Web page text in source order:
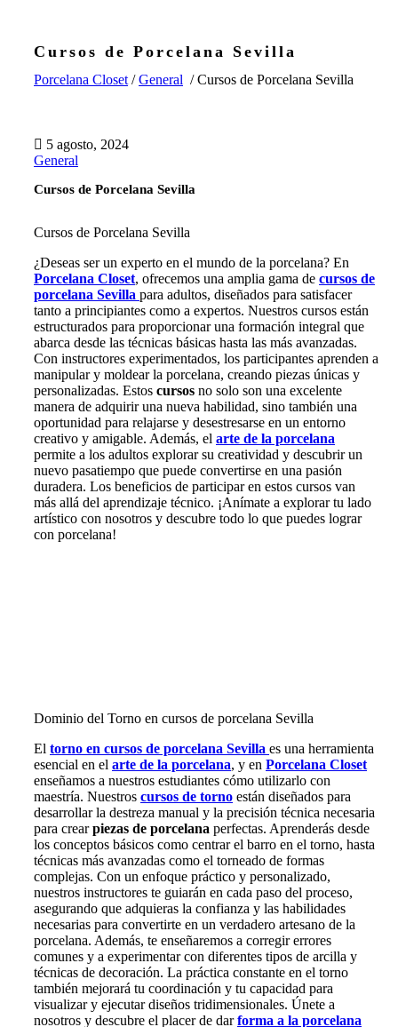
Cursos de Porcelana Sevilla
Porcelana Closet /General /Cursos de Porcelana Sevilla
5 agosto, 2024
General
Cursos de Porcelana Sevilla
Cursos de Porcelana Sevilla
¿Deseas ser un experto en el mundo de la porcelana? En
Porcelana Closet, ofrecemos una amplia gama de cursos de
porcelana Sevilla para adultos, diseñados para satisfacer
tanto a principiantes como a expertos. Nuestros cursos están
estructurados para proporcionar una formación integral que
abarca desde las técnicas básicas hasta las más avanzadas.
Con instructores experimentados, los participantes aprenden a
manipular y moldear la porcelana, creando piezas únicas y
personalizadas. Estos cursos no solo son una excelente
manera de adquirir una nueva habilidad, sino también una
oportunidad para relajarse y desestresarse en un entorno
creativo y amigable. Además, el arte de la porcelana
permite a los adultos explorar su creatividad y descubrir un
nuevo pasatiempo que puede convertirse en una pasión
duradera. Los beneficios de participar en estos cursos van
más allá del aprendizaje técnico. ¡Anímate a explorar tu lado
artístico con nosotros y descubre todo lo que puedes lograr
con porcelana!
Dominio del Torno en cursos de porcelana Sevilla
El torno en cursos de porcelana Sevilla es una herramienta
esencial en el arte de la porcelana, y en Porcelana Closet
enseñamos a nuestros estudiantes cómo utilizarlo con
maestría. Nuestros cursos de torno están diseñados para
desarrollar la destreza manual y la precisión técnica necesaria
para crear piezas de porcelana perfectas. Aprenderás desde
los conceptos básicos como centrar el barro en el torno, hasta
técnicas más avanzadas como el torneado de formas
complejas. Con un enfoque práctico y personalizado,
nuestros instructores te guiarán en cada paso del proceso,
asegurando que adquieras la confianza y las habilidades
necesarias para convertirte en un verdadero artesano de la
porcelana. Además, te enseñaremos a corregir errores
comunes y a experimentar con diferentes tipos de arcilla y
técnicas de decoración. La práctica constante en el torno
también mejorará tu coordinación y tu capacidad para
visualizar y ejecutar diseños tridimensionales. Únete a
nosotros y descubre el placer de darforma a la porcelana